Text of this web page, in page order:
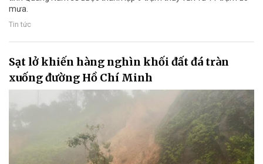
mưa.
Tin tức
Sạt lở khiến hàng nghìn khối đất đá tràn
xuống đường Hồ Chí Minh